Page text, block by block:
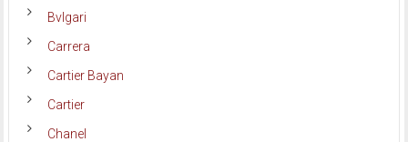
Bvlgari
Carrera
Cartier Bayan
Cartier
Chanel